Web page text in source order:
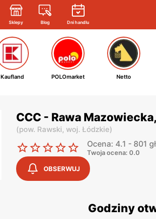
Sklepy Blog Dni handlu
Kaufland POLOmarket Netto
CCC - Rawa
(pow. Rawski, woj. Łódzkie)
Ocena: 4.1 - 801
Twoja ocena: 0.0
OBSERWUJ
Godziny